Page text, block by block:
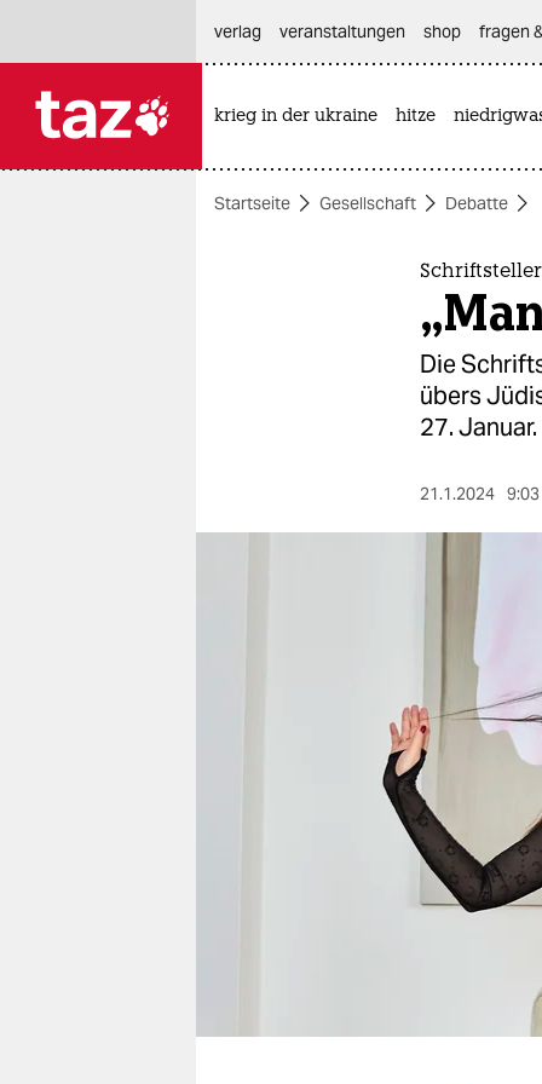
themen
genossenschaft
verlag
veranstaltungen shop fragen
krieg in der ukraine hitze
Startseite Gesellschaft Debatte
Die
übers
27. Januar.
21.1.2024